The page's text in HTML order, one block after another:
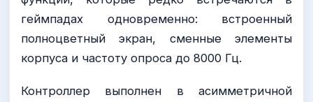
геймпадах одновременно: встроенный
полноцветный экран, сменные элементы
корпуса и частоту опроса до 8000 Гц.
Контроллер выполнен в асимметричной